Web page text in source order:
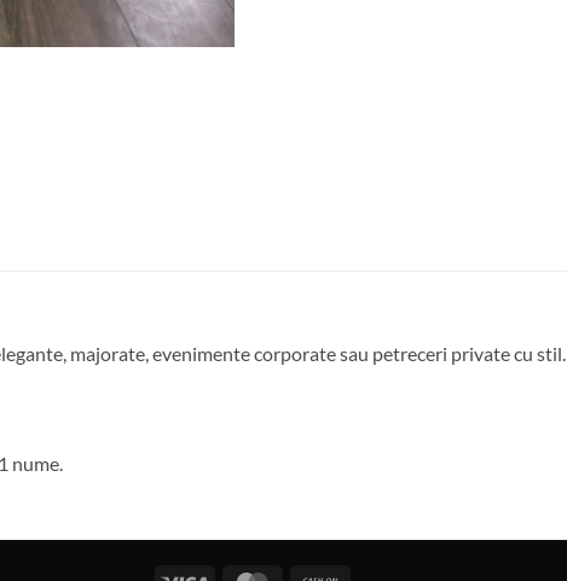
majorate, evenimente corporate sau petreceri private cu stil.
nume.